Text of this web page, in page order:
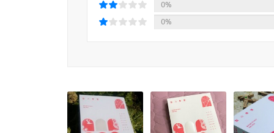
0%
0%